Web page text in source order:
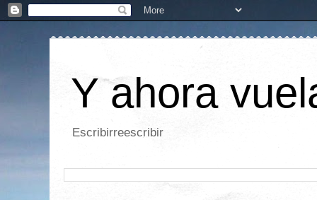
Y ahora
Escribirreescribir